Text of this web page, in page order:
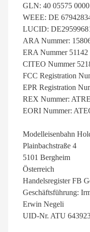
GLN: 40 05575
WEEE: DE
LUCID:
ARA Nummer:
ERA Nummer 51142
CITEO Nummer
FCC Registration
EPR Registration
REX Nummer:
EORI Nummer:
Modelleisenbahn
Plainbachstraße 4
5101 Bergheim
Österreich
Handelsregister FB
Geschäftsführung:
Erwin Negeli
UID-Nr. ATU